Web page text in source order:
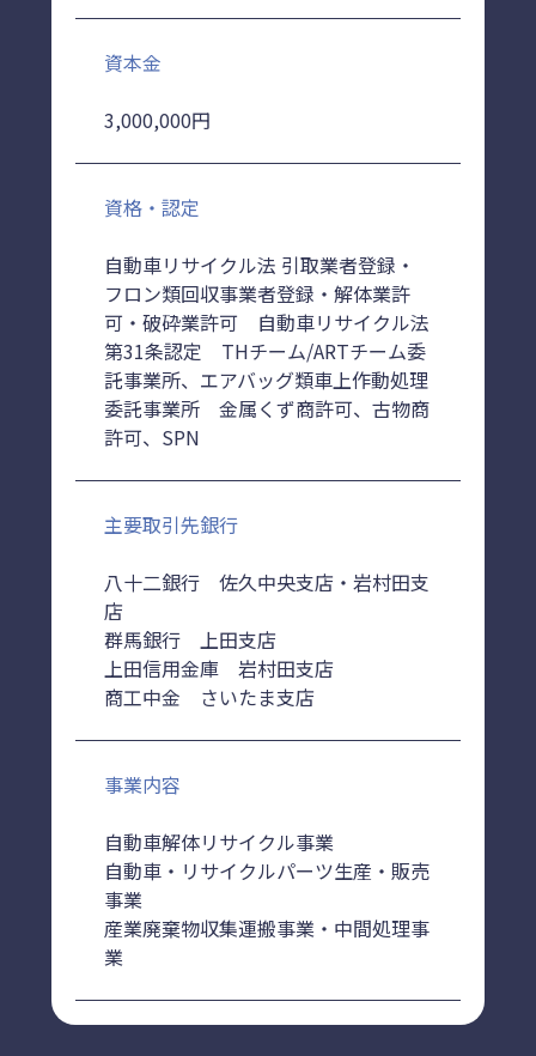
資本金
3,000,000円
資格・認定
自動車リサイクル法 引取業者登録・
フロン類回収事業者登録・解体業許
可・破砕業許可 自動車リサイクル法
第31条認定 THチーム/ARTチーム委
託事業所、エアバッグ類車上作動処理
委託事業所 金属くず商許可、古物商
許可、SPN
主要取引先銀行
八十二銀行 佐久中央支店・岩村田支
店
群馬銀行 上田支店
上田信用金庫 岩村田支店
商工中金 さいたま支店
事業内容
自動車解体リサイクル事業
自動車・リサイクルパーツ生産・販売
事業
産業廃棄物収集運搬事業・中間処理事
業